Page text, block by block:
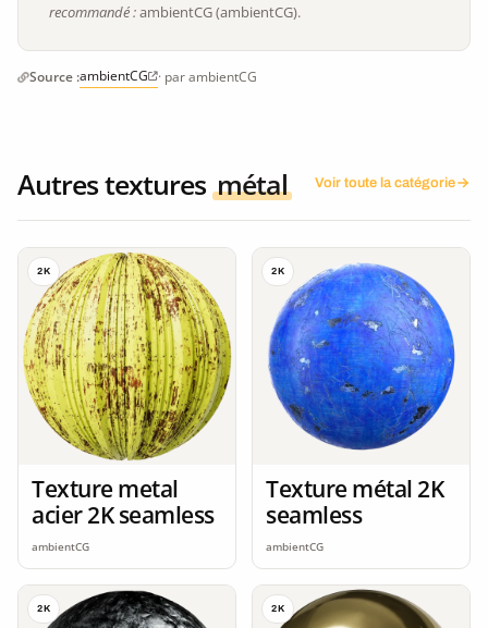
recommandé :ambientCG (ambientCG).
Source :ambientCG · par ambientCG
Autres textures métal Voir toute la catégorie
2K
Texture metal
acier 2K seamless
ambientCG
2K
Texture métal 2K
seamless
ambientCG
2K 2K